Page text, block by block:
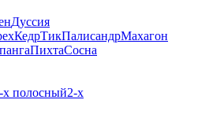
Дуссия
КедрТикПалисандрМахагон
ПихтаСосна
х полосный2-х